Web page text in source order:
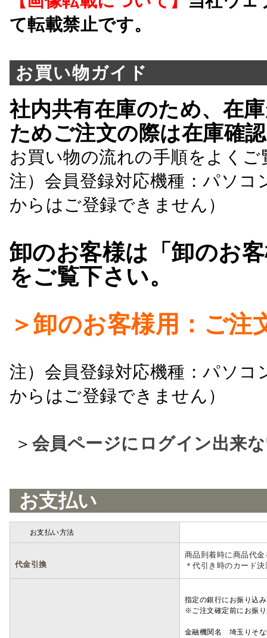
て転載禁止です。
お買い物ガイド
社内共有在庫のため、在
ためご注文の際は在庫確
お買い物の流れの手順をよくご
注）会員登録対応機種：パソ
からはご登録できません）
卸のお客様は「卸のお
をご覧下さい。
＞卸のお客様用：ご注
注）会員登録対応機種：パソ
からはご登録できません）
＞ 会員ページにログイン出来
お支払い
お支払い方法
代金引換
商品到着時に商品代
＊代引き時のカード
指定の銀行にお振り込
※ご注文確定前にお振
金融機関名 埼玉りそ